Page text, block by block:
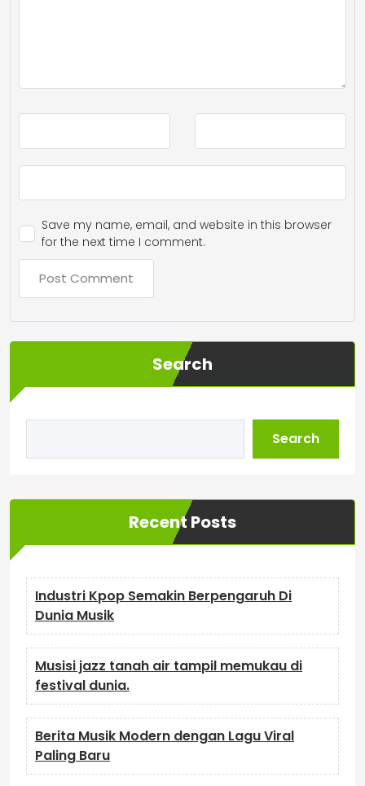
Save my name, email, and website in this browser
for the next time I comment.
Search
Search
Recent Posts
Industri Kpop Semakin Berpengaruh Di
Dunia Musik
Musisi jazz tanah air tampil memukau di
festival dunia.
Berita Musik Modern dengan Lagu Viral
Paling Baru